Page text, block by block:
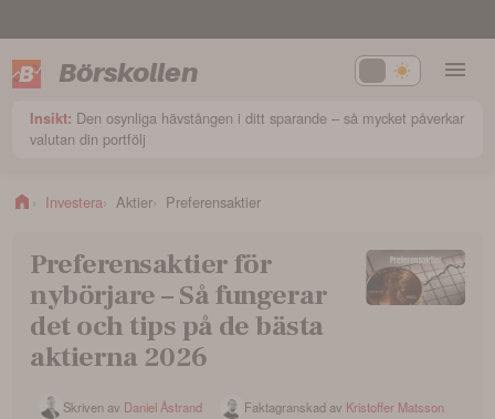
Börskollen
Insikt: Den osynliga hävstången i ditt sparande – så mycket påverkar
valutan din portfölj
Investera Aktier Preferensaktier
Preferensaktier för
nybörjare – Så fungerar
det och tips på de bästa
aktierna 2026
Skriven av Daniel Åstrand Faktagranskad av Kristoffer Matsson